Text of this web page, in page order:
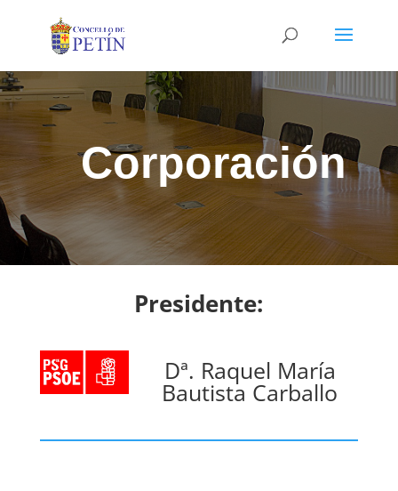
Corporación
Presidente:
Dª. Raquel María
Bautista Carballo